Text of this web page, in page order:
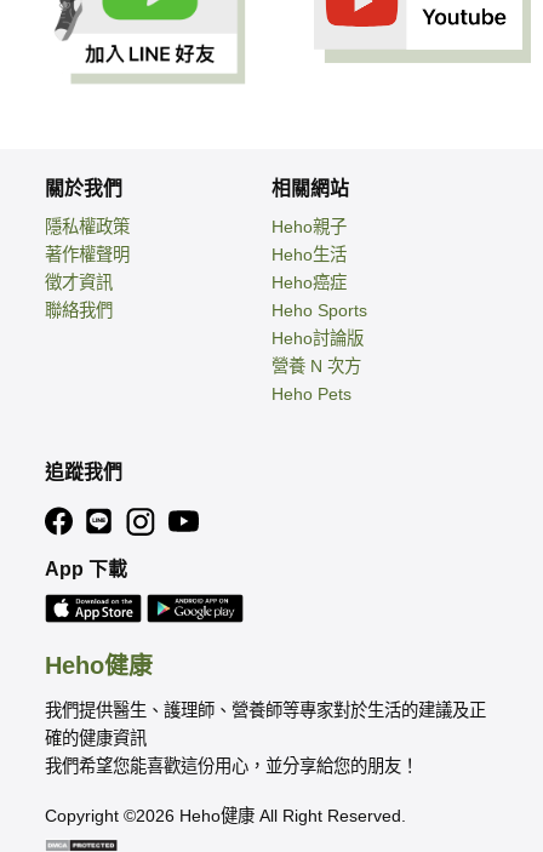
Heho健康
我們提供醫生、護理師、營養師等專家對於生活的建議及正
確的健康資訊
我們希望您能喜歡這份用心，並分享給您的朋友！
Copyright ©2026 Heho健康 All Right Reserved.
關於我們
隱私權政策
著作權聲明
徵才資訊
聯絡我們
相關網站
Heho親子
Heho生活
Heho癌症
Heho Sports
Heho討論版
營養 N 次方
Heho Pets
追蹤我們
App 下載